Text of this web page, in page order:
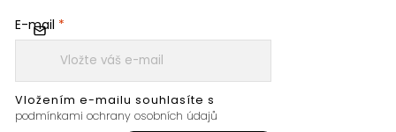
E-mail
Vložením e-mailu souhlasíte s
podmínkami ochrany osobních údajů